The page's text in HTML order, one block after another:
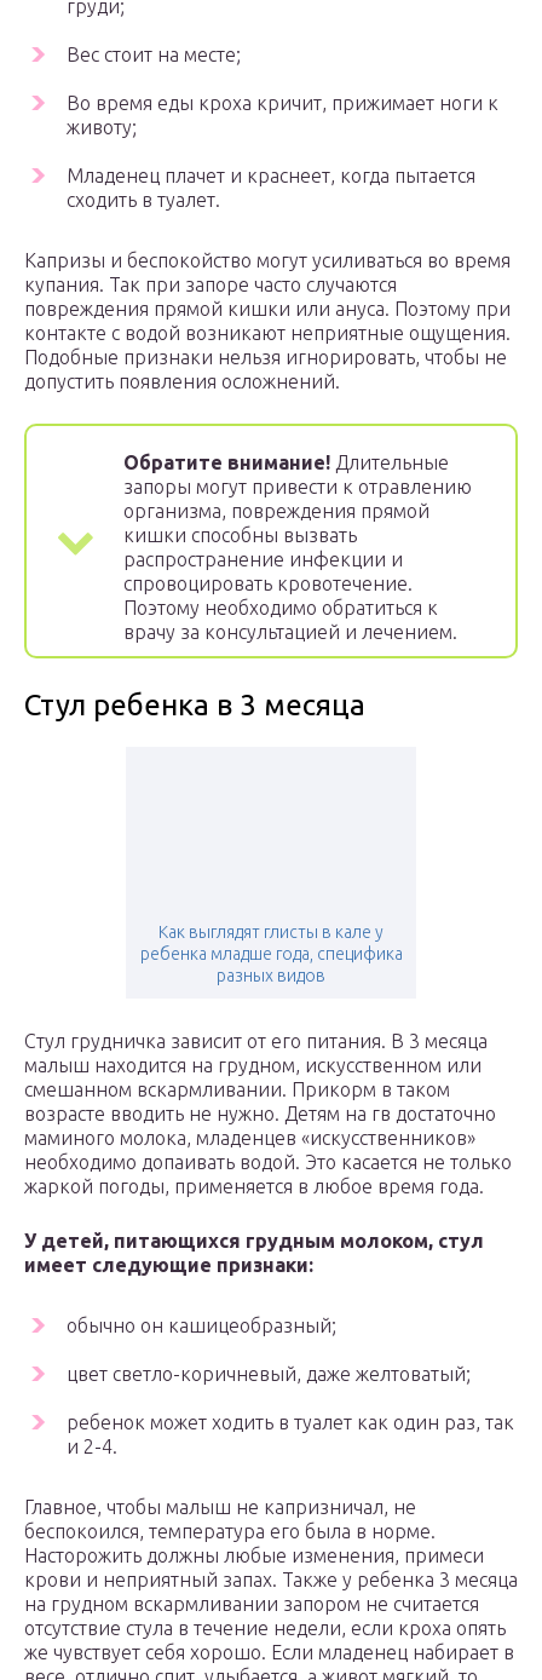
груди;
Вес стоит на месте;
Во время еды кроха кричит, прижимает ноги к
животу;
Младенец плачет и краснеет, когда пытается
сходить в туалет.
Капризы и беспокойство могут усиливаться во время
купания. Так при запоре часто случаются
повреждения прямой кишки или ануса. Поэтому при
контакте с водой возникают неприятные ощущения.
Подобные признаки нельзя игнорировать, чтобы не
допустить появления осложнений.
Обратите внимание! Длительные
запоры могут привести к отравлению
организма, повреждения прямой
кишки способны вызвать
распространение инфекции и
спровоцировать кровотечение.
Поэтому необходимо обратиться к
врачу за консультацией и лечением.
Стул ребенка в 3 месяца
Как выглядят глисты в кале у
ребенка младше года, специфика
разных видов
Стул грудничка зависит от его питания. В 3 месяца
малыш находится на грудном, искусственном или
смешанном вскармливании. Прикорм в таком
возрасте вводить не нужно. Детям на гв достаточно
маминого молока, младенцев «искусственников»
необходимо допаивать водой. Это касается не только
жаркой погоды, применяется в любое время года.
У детей, питающихся грудным молоком, стул
имеет следующие признаки:
обычно он кашицеобразный;
цвет светло-коричневый, даже желтоватый;
ребенок может ходить в туалет как один раз, так
и 2-4.
Главное, чтобы малыш не капризничал, не
беспокоился, температура его была в норме.
Насторожить должны любые изменения, примеси
крови и неприятный запах. Также у ребенка 3 месяца
на грудном вскармливании запором не считается
отсутствие стула в течение недели, если кроха опять
же чувствует себя хорошо. Если младенец набирает в